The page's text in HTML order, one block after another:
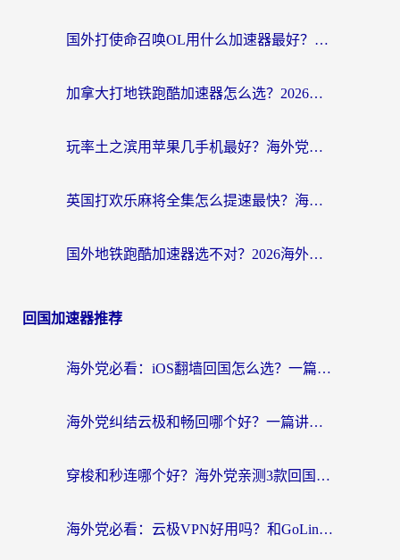
国外打使命召唤OL用什么加速器最好？海外玩家国服畅玩全攻略（附小众游戏加速技巧）
加拿大打地铁跑酷加速器怎么选？2026海外玩家实测指南（附王国纪元保卫萝卜3加速技巧）
玩率土之滨用苹果几手机最好？海外党必看的国服游戏加速+设备选择指南
英国打欢乐麻将全集怎么提速最快？海外党亲测有效的国服游戏加速指南
国外地铁跑酷加速器选不对？2026海外玩家必看的国服游戏加速全攻略
回国加速器推荐
海外党必看：iOS翻墙回国怎么选？一篇搞定无缝访问国内资源
海外党纠结云极和畅回哪个好？一篇讲透回国加速器怎么选（附避坑指南）
穿梭和秒连哪个好？海外党亲测3款回国加速器，教你在国外正常浏览国内网站
海外党必看：云极VPN好用吗？和GoLinkVPN对比哪个回国效果更好？附真实体验指南